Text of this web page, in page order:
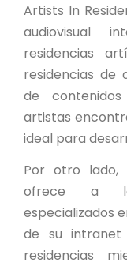
Artists In
audiovisual
residencias
residencias de
de
artistas
ideal para
Por otro lado,
ofrece a
especializados
de su intranet
residencias